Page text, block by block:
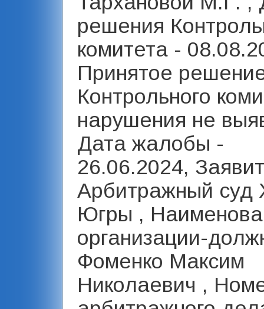
решения
комитета -
Принятое
Контрольного
нарушения не
Дата жалобы -
26.06.2024,
Арбитражный
Югры ,
организации-
Фоменко Максим
Николаевич ,